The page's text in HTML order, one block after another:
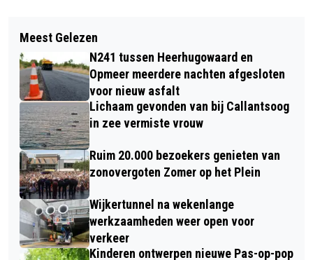
AZ MOET 20.000 EURO BETALEN
VOOR ONGEREGELDHEDEN BIJ
FERENCVÁROS
173 JOODSE ALKMAARDERS
HERDACHT BIJ NAMENMONUMENT
Meest Gelezen
N241 tussen Heerhugowaard en
Opmeer meerdere nachten afgesloten
voor nieuw asfalt
Lichaam gevonden van bij Callantsoog
in zee vermiste vrouw
Ruim 20.000 bezoekers genieten van
zonovergoten Zomer op het Plein
Wijkertunnel na wekenlange
werkzaamheden weer open voor
verkeer
Kinderen ontwerpen nieuwe Pas-op-pop